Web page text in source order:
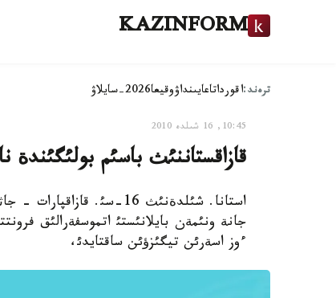
KAZINFORM
ترەند:اقورداتاعايىنداۋوقيعا2026-سايلاۋ
10:45, 16 شىلدە 2010
قازاقستاننئث باسئم بولئگئندة
استانا. شئلدةنئث 16-سئ.
جانة ونئمةن بايلانئستئ اتموسفةرالئق
ءوز اسةرئن تيگئزؤئن ساقتايدئ،